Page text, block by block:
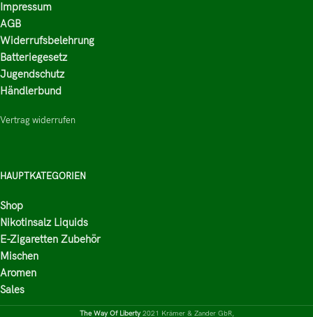
Impressum
AGB
Widerrufsbelehrung
Batteriegesetz
Jugendschutz
Händlerbund
Vertrag widerrufen
HAUPTKATEGORIEN
Shop
Nikotinsalz Liquids
E-Zigaretten Zubehör
Mischen
Aromen
Sales
The Way Of Liberty 2021 Krämer & Zander GbR,